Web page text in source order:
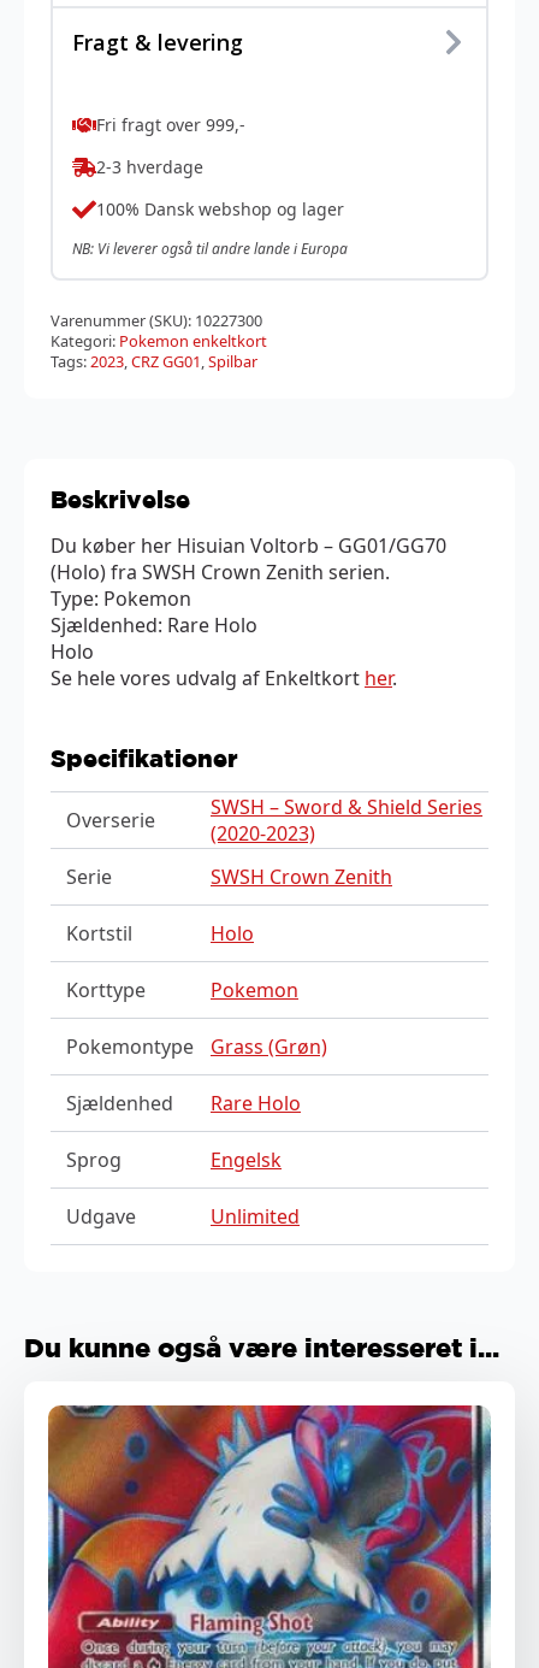
Fragt & levering
Fri fragt over 999,-
2-3 hverdage
100% Dansk webshop og lager
NB: Vi leverer også til andre lande i Europa
Varenummer (SKU): 10227300
Kategori: Pokemon enkeltkort
Tags: 2023 CRZ GG01 Spilbar
Beskrivelse
Du køber her Hisuian Voltorb – GG01/GG70
(Holo) fra SWSH Crown Zenith serien.
Type: Pokemon
Sjældenhed: Rare Holo
Holo
Se hele vores udvalg af Enkeltkort her.
Specifikationer
Overserie
SWSH – Sword & Shield Series
(2020-2023)
Serie
SWSH Crown Zenith
Kortstil Holo
Korttype Pokemon
Pokemontype Grass (Grøn)
Sjældenhed Rare Holo
Sprog Engelsk
Udgave Unlimited
Du kunne også være interesseret i...